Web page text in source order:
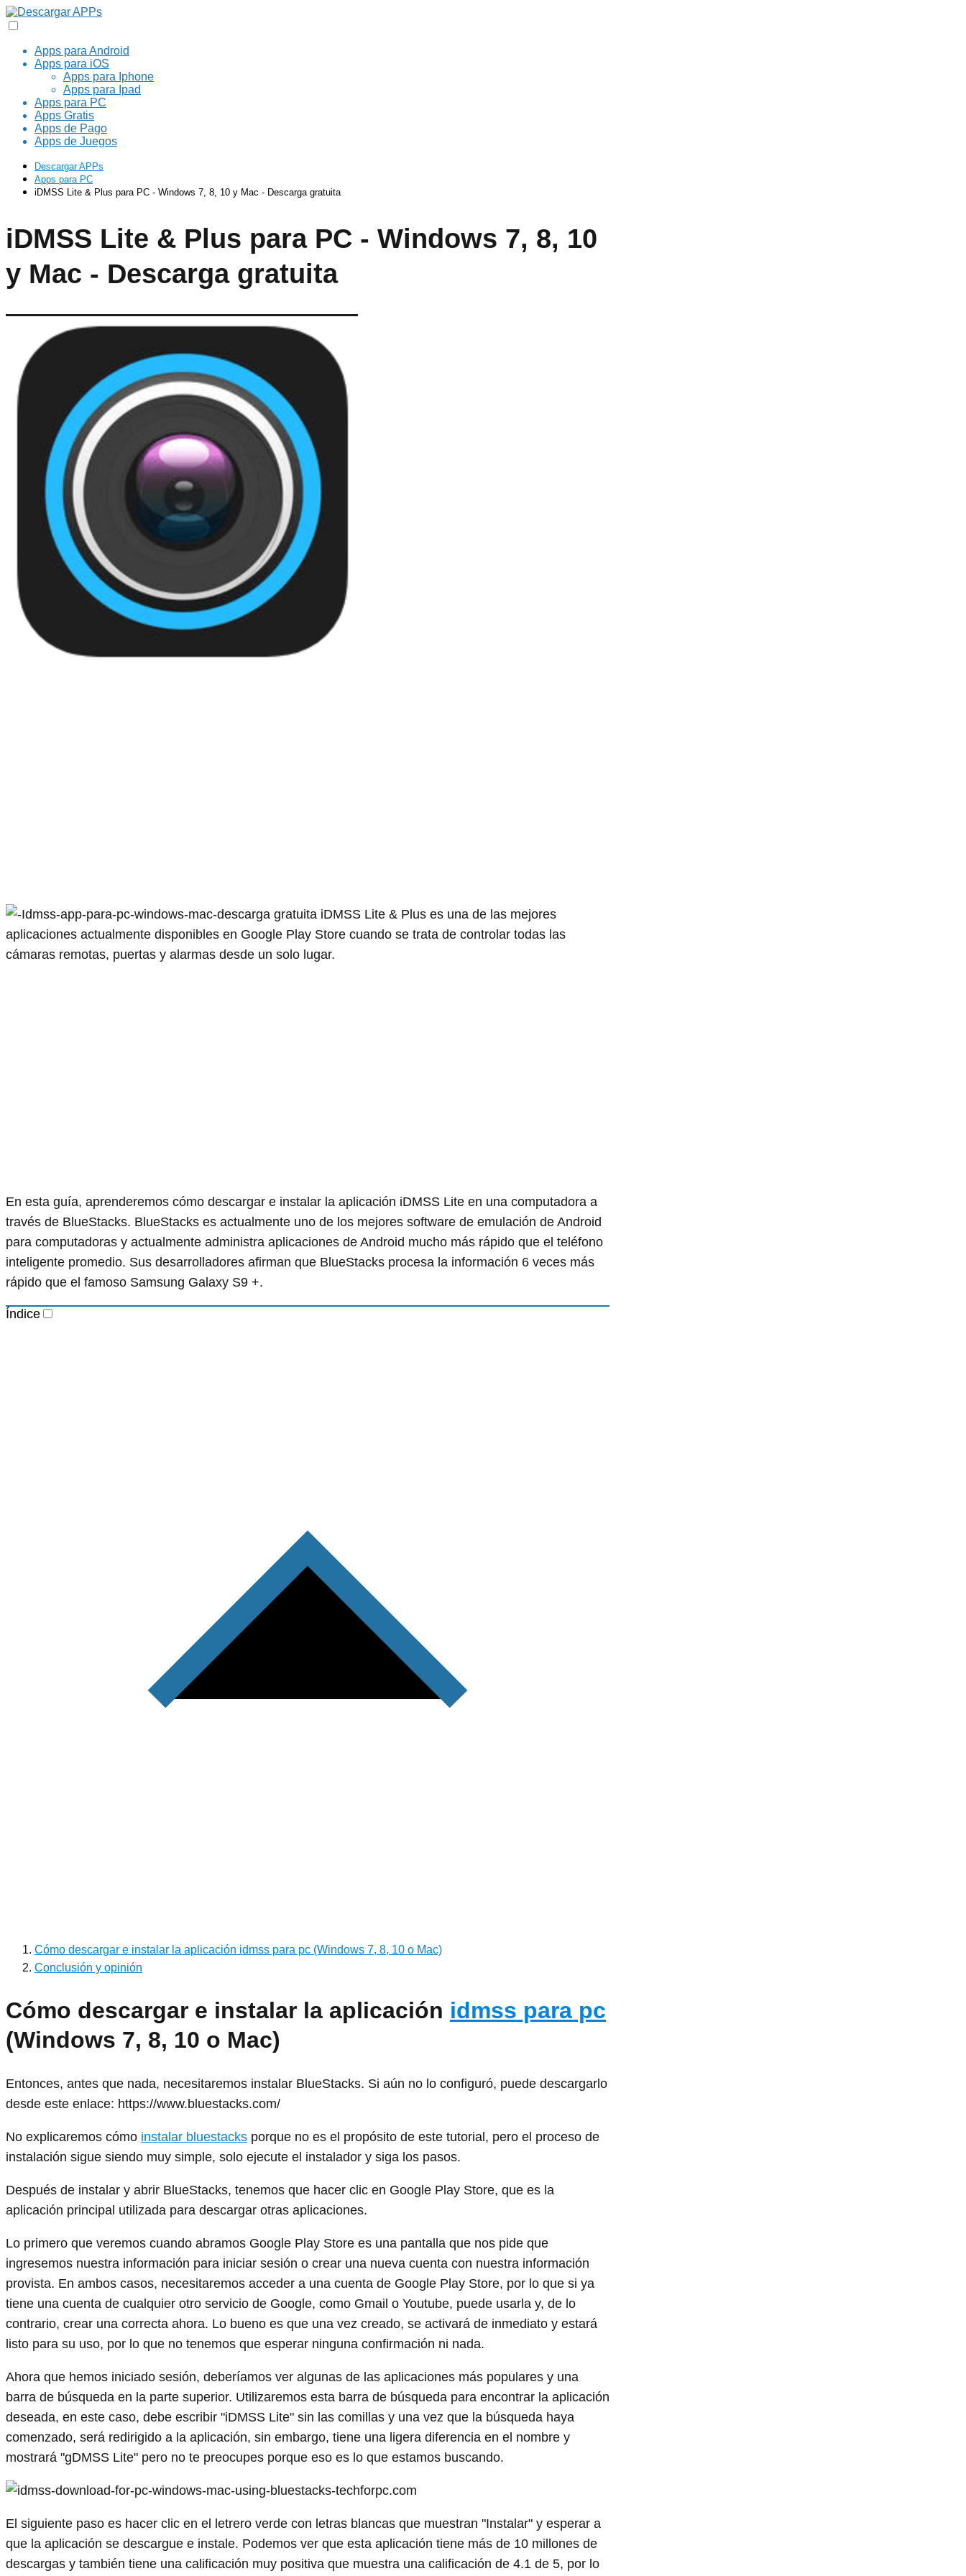
Apps para Android
Apps para iOS
Apps para Iphone
Apps para Ipad
Apps para PC
Apps Gratis
Apps de Pago
Apps de Juegos
Descargar APPs
Apps para PC
iDMSS Lite & Plus para PC - Windows 7, 8, 10 y Mac - Descarga gratuita
iDMSS Lite & Plus para PC - Windows 7, 8, 10
y Mac - Descarga gratuita
iDMSS Lite & Plus es una de las mejores
aplicaciones actualmente disponibles en Google Play Store cuando se trata de controlar todas las
cámaras remotas, puertas y alarmas desde un solo lugar.
En esta guía, aprenderemos cómo descargar e instalar la aplicación iDMSS Lite en una computadora a
través de BlueStacks. BlueStacks es actualmente uno de los mejores software de emulación de Android
para computadoras y actualmente administra aplicaciones de Android mucho más rápido que el teléfono
inteligente promedio. Sus desarrolladores afirman que BlueStacks procesa la información 6 veces más
rápido que el famoso Samsung Galaxy S9 +.
Índice
Cómo descargar e instalar la aplicación idmss para pc (Windows 7, 8, 10 o Mac)
Conclusión y opinión
Cómo descargar e instalar la aplicación idmss para pc
(Windows 7, 8, 10 o Mac)
Entonces, antes que nada, necesitaremos instalar BlueStacks. Si aún no lo configuró, puede descargarlo
desde este enlace: https://www.bluestacks.com/
No explicaremos cómo instalar bluestacks porque no es el propósito de este tutorial, pero el proceso de
instalación sigue siendo muy simple, solo ejecute el instalador y siga los pasos.
Después de instalar y abrir BlueStacks, tenemos que hacer clic en Google Play Store, que es la
aplicación principal utilizada para descargar otras aplicaciones.
Lo primero que veremos cuando abramos Google Play Store es una pantalla que nos pide que
ingresemos nuestra información para iniciar sesión o crear una nueva cuenta con nuestra información
provista. En ambos casos, necesitaremos acceder a una cuenta de Google Play Store, por lo que si ya
tiene una cuenta de cualquier otro servicio de Google, como Gmail o Youtube, puede usarla y, de lo
contrario, crear una correcta ahora. Lo bueno es que una vez creado, se activará de inmediato y estará
listo para su uso, por lo que no tenemos que esperar ninguna confirmación ni nada.
Ahora que hemos iniciado sesión, deberíamos ver algunas de las aplicaciones más populares y una
barra de búsqueda en la parte superior. Utilizaremos esta barra de búsqueda para encontrar la aplicación
deseada, en este caso, debe escribir "iDMSS Lite" sin las comillas y una vez que la búsqueda haya
comenzado, será redirigido a la aplicación, sin embargo, tiene una ligera diferencia en el nombre y
mostrará "gDMSS Lite" pero no te preocupes porque eso es lo que estamos buscando.
El siguiente paso es hacer clic en el letrero verde con letras blancas que muestran "Instalar" y esperar a
que la aplicación se descargue e instale. Podemos ver que esta aplicación tiene más de 10 millones de
descargas y también tiene una calificación muy positiva que muestra una calificación de 4.1 de 5, por lo